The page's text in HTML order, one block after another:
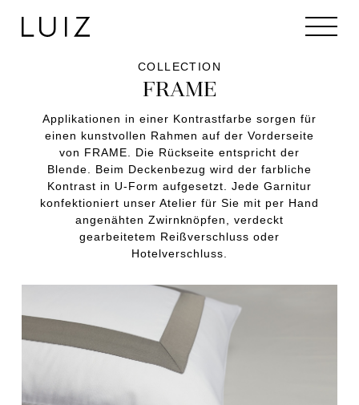
COLLECTION
FRAME
Applikationen in einer Kontrastfarbe sorgen für
einen kunstvollen Rahmen auf der Vorderseite
von FRAME. Die Rückseite entspricht der
Blende. Beim Deckenbezug wird der farbliche
Kontrast in U-Form aufgesetzt. Jede Garnitur
konfektioniert unser Atelier für Sie mit per Hand
angenähten Zwirnknöpfen, verdeckt
gearbeitetem Reißverschluss oder
Hotelverschluss.